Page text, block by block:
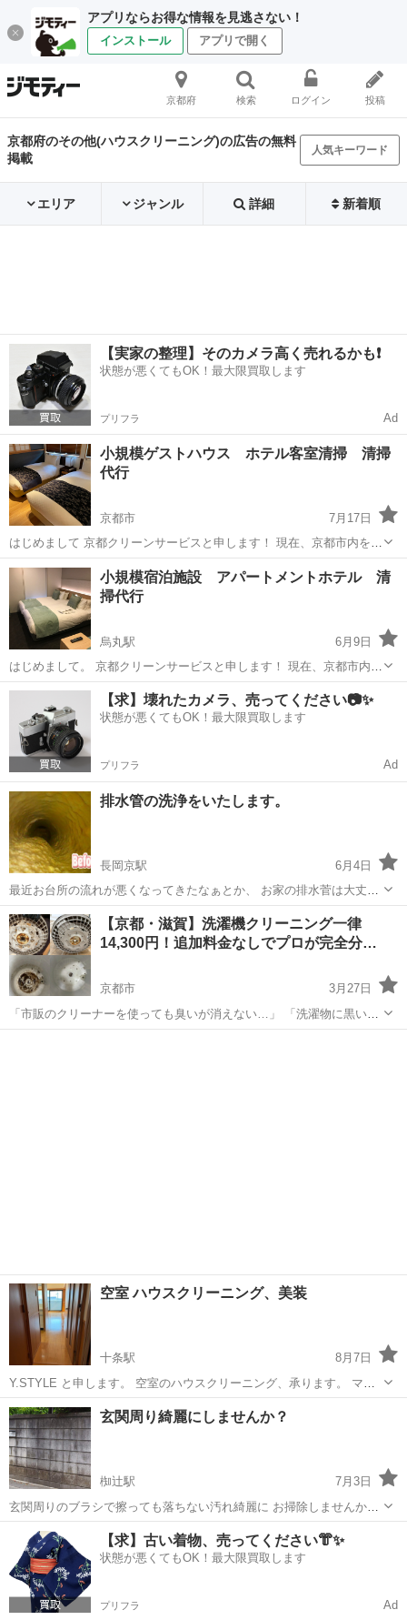
アプリならお得な情報を見逃さない！
インストール アプリで開く
京都府 検索 ログイン 投稿
京都府のその他(ハウスクリーニング)の広告の無料
掲載
人気キーワード
エリア ジャンル 詳細 新着順
【実家の整理】そのカメラ高く売れるかも❗️
状態が悪くてもOK！最大限買取します
プリフラ Ad
小規模ゲストハウス ホテル客室清掃 清掃
代行
京都市
7月17日
はじめまして 京都クリーンサービスと申します！ 現在、京都市内を中
心に清掃全般を行っております。 ホテル客室清掃、ゲストハウス清
掃、ハウスクリーニング、エアコンクリーニング、定期清掃、日常清
掃、マンスリーマンション清掃、グ...
京都 京都市 その他
小規模宿泊施設 アパートメントホテル 清
掃代行
烏丸駅
6月9日
はじめまして。 京都クリーンサービスと申します！ 現在、京都市内を
中心に清掃全般を行っております。 小規模宿泊施設、アパートメント
ホテル、 ゲストハウス清掃、ハウスクリーニング、エアコンクリーニ
ング、定期清掃、日常清掃...
京都 京都市 烏丸駅 その他
【求】壊れたカメラ、売ってください📷✨
状態が悪くてもOK！最大限買取します
プリフラ Ad
排水管の洗浄をいたします。
長岡京駅
6月4日
最近お台所の流れが悪くなってきたなぁとか、 お家の排水菅は大丈夫
なのかなぁとか、 いきなりの配管詰まり対応できます。 他に給排水の
相談や洗浄、改修もなんでもできます。 日頃の手入れ等や定期清掃も
受け付けてます！！ お家の相...
京都 長岡京市 長岡京駅 その他 料金
【京都・滋賀】洗濯機クリーニング一律
14,300円！追加料金なしでプロが完全分…
京都市
3月27日
「市販のクリーナーを使っても臭いが消えない…」 「洗濯物に黒いワ
カメのようなゴミがつく…」 それ、洗濯槽の裏側にこびりついたカビ
空室 ハウスクリーニング、美装
十条駅
8月7日
Y.STYLE と申します。 空室のハウスクリーニング、承ります。 マン
ション1Ｋ～4LDK、戸建て、テナント等の新築・改装後の美装を承っ
ております。 エアコンクリーニング、浴室乾燥機分解清掃可。 1Ｋ
¥16,50...
京都 京都市 十条駅 その他
玄関周り綺麗にしませんか？
椥辻駅
7月3日
玄関周りのブラシで擦っても落ちない汚れ綺麗に お掃除しませんか？
玄関前の側溝のコンクリートの蓋や、ブロック塀、玄関前 苔で緑にな
ってたり、黒くなってませんか？ 雨降りの時は真っ黒になった玄関綺
麗に致します！ ガレージのコ...
京都 椥辻駅 その他 ガレージ
【求】古い着物、売ってください👘✨
状態が悪くてもOK！最大限買取します
プリフラ Ad